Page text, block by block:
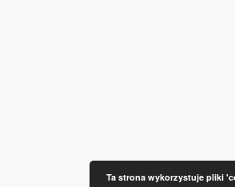
Ta strona wykorzystuje pliki